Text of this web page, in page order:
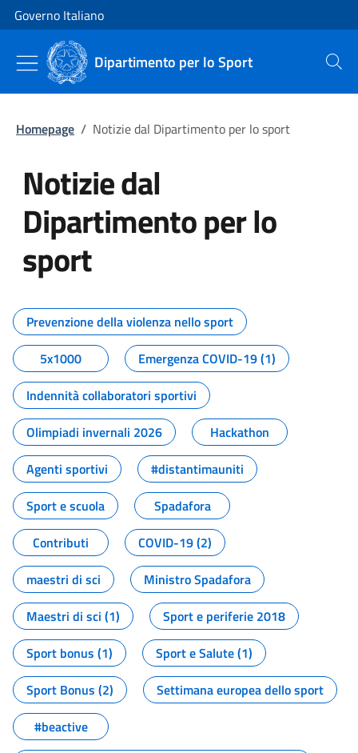
Vai al contenuto
Vai alla navigazione del sito
Governo Italiano
Dipartimento per lo Sport Cerca
Homepage / Notizie dal Dipartimento per lo sport
Notizie dal
Dipartimento per lo
sport
Tutti i contenuti della pagina
Prevenzione della violenza nello sport
5x1000
Emergenza COVID-19 (1)
Indennità collaboratori sportivi
Olimpiadi invernali 2026
Hackathon
Agenti sportivi
#distantimauniti
Sport e scuola
Spadafora
Contributi
COVID-19 (2)
maestri di sci
Ministro Spadafora
Maestri di sci (1)
Sport e periferie 2018
Sport bonus (1)
Sport e Salute (1)
Sport Bonus (2)
Settimana europea dello sport
#beactive